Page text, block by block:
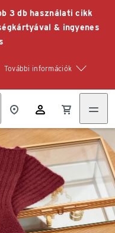
3 db használati cikk
& ingyenes
További információk